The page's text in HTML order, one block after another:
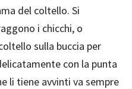
del coltello. Si
i chicchi, o
sulla buccia per
con la punta
li tiene avvinti va sempre